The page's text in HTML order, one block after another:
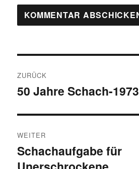
ZURÜCK
Vorheriger
50 Jahre Schach-1973
WEITER
Nächster
Beitrag:
Schachaufgabe für